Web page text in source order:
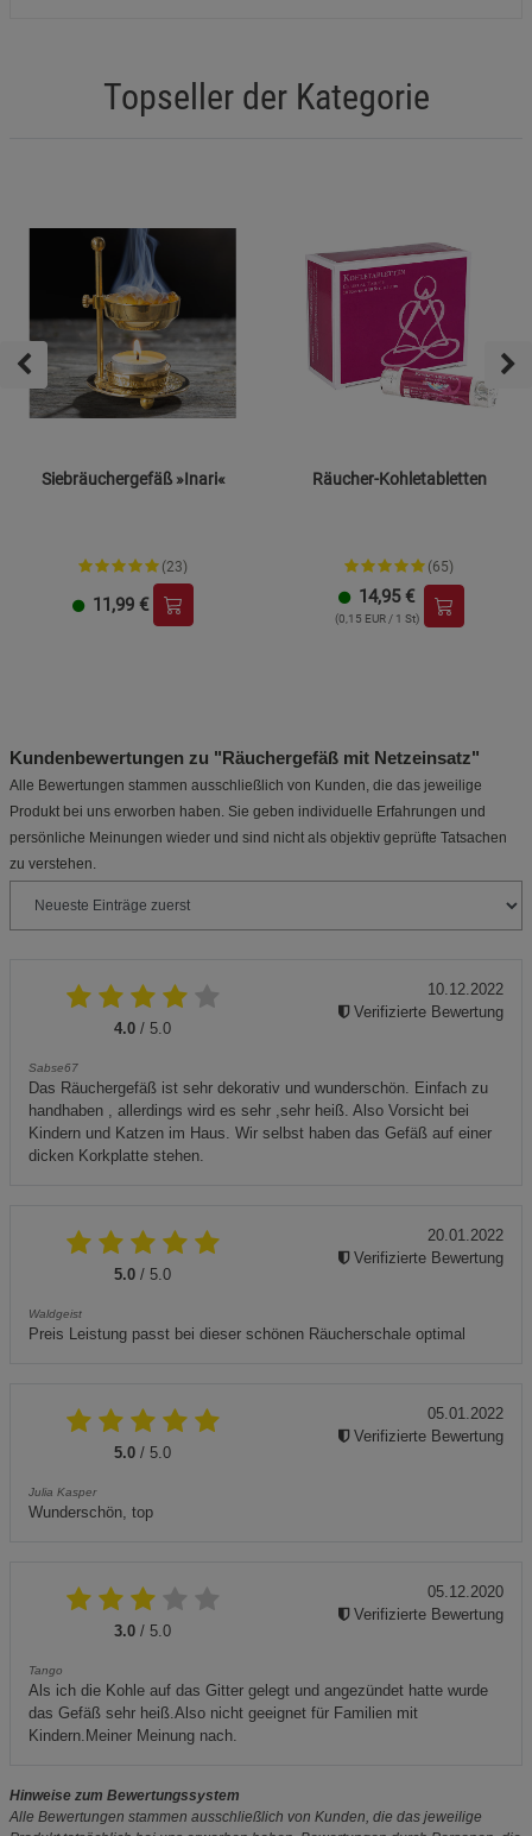
Topseller der Kategorie
Siebräuchergefäß »Inari«
(23)
11,99 €
Räucher-Kohletabletten
(65)
14,95 €
(0,15 EUR / 1 St)
Kundenbewertungen zu "Räuchergefäß mit Netzeinsatz"
Alle Bewertungen stammen ausschließlich von Kunden, die das jeweilige
Produkt bei uns erworben haben. Sie geben individuelle Erfahrungen und
persönliche Meinungen wieder und sind nicht als objektiv geprüfte Tatsachen
zu verstehen.
4.0 / 5.0
Sabse67
Das Räuchergefäß ist sehr dekorativ und wunderschön. Einfach zu
handhaben , allerdings wird es sehr ,sehr heiß. Also Vorsicht bei
Kindern und Katzen im Haus. Wir selbst haben das Gefäß auf einer
dicken Korkplatte stehen.
10.12.2022
Verifizierte Bewertung
5.0 / 5.0
Waldgeist
Preis Leistung passt bei dieser schönen Räucherschale optimal
20.01.2022
Verifizierte Bewertung
5.0 / 5.0
Julia Kasper
Wunderschön, top
05.01.2022
Verifizierte Bewertung
3.0 / 5.0
Tango
Als ich die Kohle auf das Gitter gelegt und angezündet hatte wurde
das Gefäß sehr heiß.Also nicht geeignet für Familien mit
Kindern.Meiner Meinung nach.
05.12.2020
Verifizierte Bewertung
Hinweise zum Bewertungssystem
Alle Bewertungen stammen ausschließlich von Kunden, die das jeweilige